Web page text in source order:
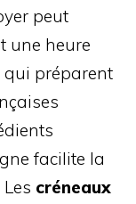
peut
une heure
qui préparent
facilite la
créneaux